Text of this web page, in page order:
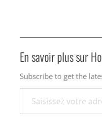
En savoir plus sur
Subscribe to get the
Saisissez votre adresse e-mail…